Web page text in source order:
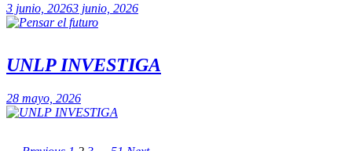
3 junio, 20263 junio, 2026
UNLP INVESTIGA
28 mayo, 2026